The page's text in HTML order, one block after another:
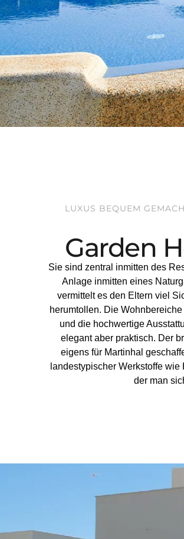
LUXUS BEQUEM
Garden
Sie sind zentral inmitten des
Anlage inmitten eines
vermittelt es den Eltern viel
herumtollen. Die
und die hochwertige
elegant aber praktisch. Der
eigens für Martinhal
landestypischer Werkstoffe
der man